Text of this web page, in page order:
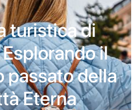
turistica di
il
passato della
Eterna